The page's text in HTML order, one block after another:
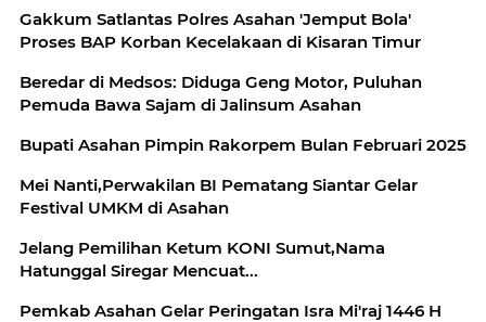
Gakkum Satlantas Polres Asahan 'Jemput Bola'
Proses BAP Korban Kecelakaan di Kisaran Timur
Beredar di Medsos: Diduga Geng Motor, Puluhan
Pemuda Bawa Sajam di Jalinsum Asahan
Bupati Asahan Pimpin Rakorpem Bulan Februari 2025
Mei Nanti,Perwakilan BI Pematang Siantar Gelar
Festival UMKM di Asahan
Jelang Pemilihan Ketum KONI Sumut,Nama
Hatunggal Siregar Mencuat...
Pemkab Asahan Gelar Peringatan Isra Mi'raj 1446 H